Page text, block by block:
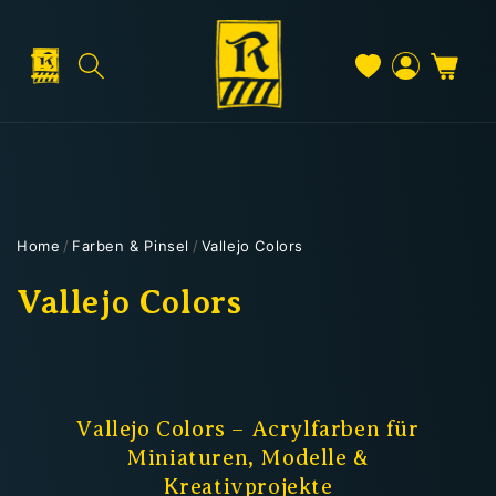
Inhalt
Warenkorb
Home / Farben & Pinsel / Vallejo Colors
K
Vallejo Colors
Vallejo Colors – Acrylfarben für
Miniaturen, Modelle &
Kreativprojekte
Versand & Lieferung
Deutschland: ab
69 €
Österreich & EU: ab 200 €